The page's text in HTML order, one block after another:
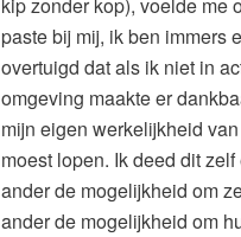
kip zonder kop), voelde me
paste bij mij, ik ben immers
overtuigd dat als ik niet in
omgeving maakte er
mijn eigen werkelijkheid
moest lopen. Ik deed dit
ander de mogelijkheid om
ander de mogelijkheid om